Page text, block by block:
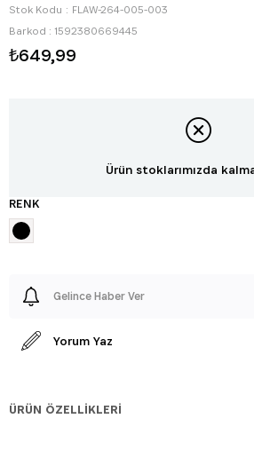
Stok Kodu
FLAW-264-005-003
Barkod : 1592380669445
₺649,99
Ürün stoklarımızda
RENK
Gelince Haber Ver
Yorum Yaz
ÜRÜN ÖZELLIKLERI